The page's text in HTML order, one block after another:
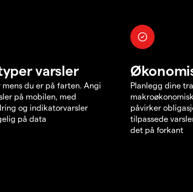
varsler
mens du er på farten. Angi
på mobilen, med
og indikatorvarsler
på data
Planlegg dine
påvirker
tilpassede
det på forkant